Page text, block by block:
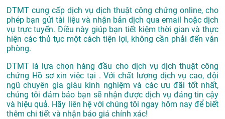
DTMT cung cấp dịch vụ dịch thuật công chứng online, cho
phép bạn gửi tài liệu và nhận bản dịch qua email hoặc dịch
vụ trực tuyến. Điều này giúp bạn tiết kiệm thời gian và thực
hiện các thủ tục một cách tiện lợi, không cần phải đến văn
phòng.
DTMT là lựa chọn hàng đầu cho dịch vụ dịch thuật công
chứng Hồ sơ xin việc tại . Với chất lượng dịch vụ cao, đội
ngũ chuyên gia giàu kinh nghiệm và các ưu đãi tốt nhất,
chúng tôi đảm bảo bạn sẽ nhận được dịch vụ đáng tin cậy
và hiệu quả. Hãy liên hệ với chúng tôi ngay hôm nay để biết
thêm chi tiết và nhận báo giá chính xác!